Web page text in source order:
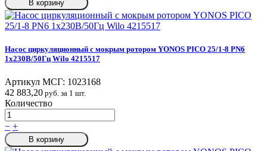
В корзину
Насос циркуляционный с мокрым ротором YONOS PICO 25/1-8 PN6
1х230В/50Гц Wilo 4215517
Артикул МСГ: 1023168
42 883,20 руб. за 1 шт.
Количество
− +
В корзину